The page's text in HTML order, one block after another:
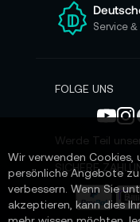
e
n
N
s
e
n
Service
FOLGE UNS
Werde Teil
SICHERE
Wir verwenden Cookies,
persönliche Angebote
verbessern. Wenn Sie
akzeptieren, kann dies